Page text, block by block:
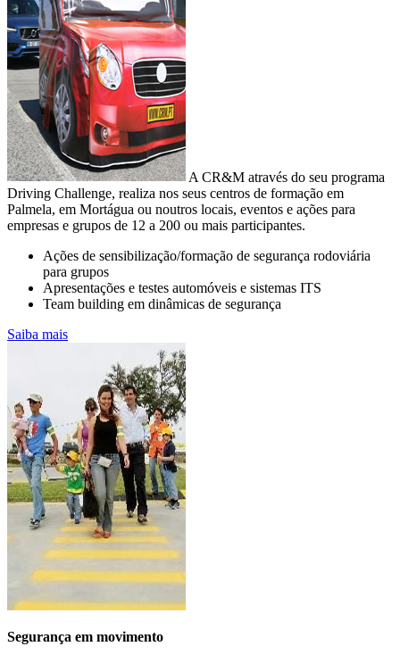
CONSUMO E EMISSÕES DA SUA
FROTA
Controlo e redução de custos na empresa
A mobilidade sustentável passa pela sensibilização para o uso
equilibrado das viaturas
com motor de combustão com vista à diminuição da pegada de
carbono
e à redução dos custos operacionais da frota.
A CR&M através do seu programa
Driving Challenge, realiza nos seus centros de formação em
Palmela, em Mortágua ou noutros locais, eventos e ações para
empresas e grupos de 12 a 200 ou mais participantes.
Ações de sensibilização/formação de segurança rodoviária
para grupos
Apresentações e testes automóveis e sistemas ITS
Team building em dinâmicas de segurança
Saiba mais
Segurança em movimento